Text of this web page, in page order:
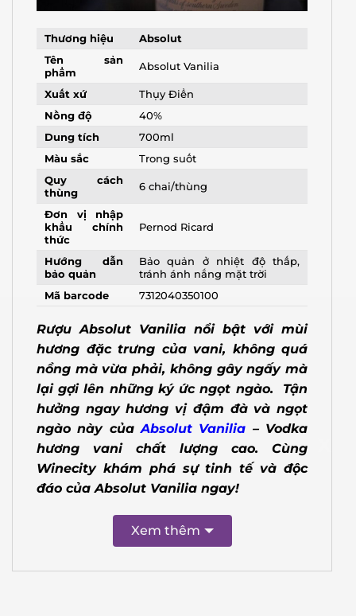
Thương hiệu
Absolut
Tên sản
phẩm
Absolut Vanilia
Xuất xứ
Thụy Điển
Nồng độ
40%
Dung tích
700ml
Màu sắc
Trong suốt
Quy cách
thùng
6 chai/thùng
Đơn vị nhập
khẩu chính
thức
Pernod Ricard
Hướng dẫn
bảo quản
Bảo quản ở nhiệt độ thấp,
tránh ánh nắng mặt trời
Mã barcode
7312040350100
Rượu Absolut Vanilia nổi bật với mùi
hương đặc trưng của vani, không quá
nồng mà vừa phải, không gây ngấy mà
lại gợi lên những ký ức ngọt ngào. Tận
hưởng ngay hương vị đậm đà và ngọt
ngào này củaAbsolut Vanilia – Vodka
hương vani chất lượng cao. Cùng
Winecity khám phá sự tinh tế và độc
đáo của Absolut Vanilia ngay!
Xem thêm